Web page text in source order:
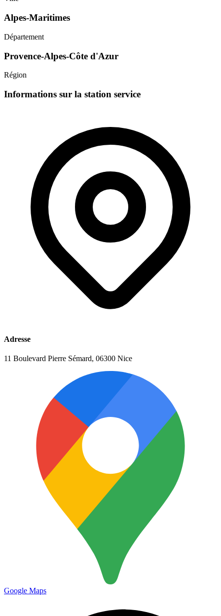
Alpes-Maritimes
Département
Provence-Alpes-Côte d'Azur
Région
Informations sur la station service
Adresse
11 Boulevard Pierre Sémard, 06300 Nice
Google Maps